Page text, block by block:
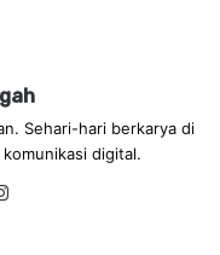
Sehari-hari berkarya di
digital.